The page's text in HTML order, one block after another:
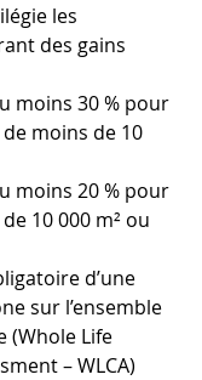
les
des gains
moins 30 % pour
moins de 10
moins 20 % pour
10 000 m² ou
d’une
sur l’ensemble
(Whole Life
– WLCA)